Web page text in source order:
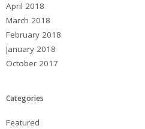
April 2018
March 2018
February 2018
January 2018
October 2017
Categories
Featured